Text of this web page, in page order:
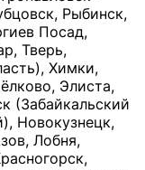
Рыбинск,
Посад,
Тверь,
Химки,
Элиста,
(Забайкальский
Новокузнецк,
Лобня,